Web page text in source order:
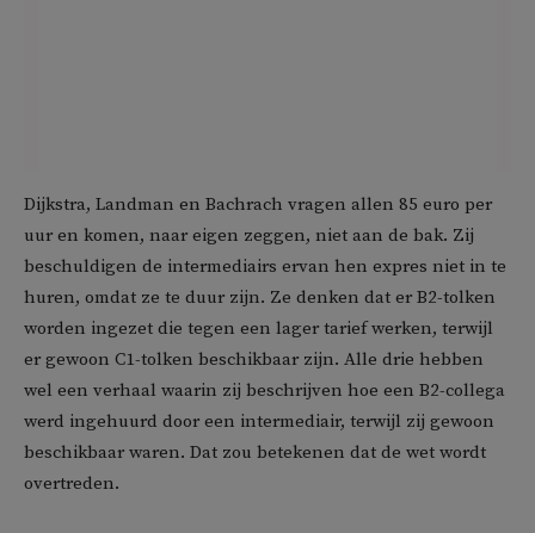
Dijkstra, Landman en Bachrach vragen allen 85 euro per
uur en komen, naar eigen zeggen, niet aan de bak. Zij
beschuldigen de intermediairs ervan hen expres niet in te
huren, omdat ze te duur zijn. Ze denken dat er B2-tolken
worden ingezet die tegen een lager tarief werken, terwijl
er gewoon C1-tolken beschikbaar zijn. Alle drie hebben
wel een verhaal waarin zij beschrijven hoe een B2-collega
werd ingehuurd door een intermediair, terwijl zij gewoon
beschikbaar waren. Dat zou betekenen dat de wet wordt
overtreden.